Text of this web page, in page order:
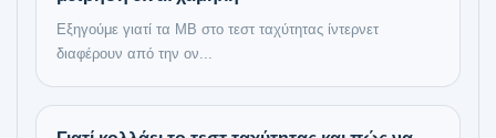
Εξηγούμε γιατί τα MB στο τεστ ταχύτητας ίντερνετ
διαφέρουν από την ον...